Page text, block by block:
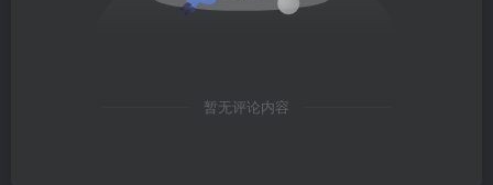
暂无评论内容